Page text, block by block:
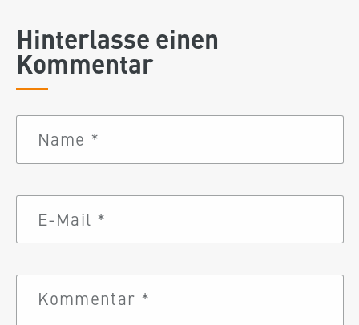
Hinterlasse einen
Kommentar
Name *
E-Mail *
Kommentar *